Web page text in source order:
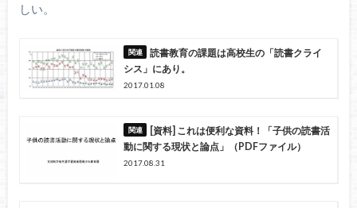
しい。
読書教育の課題は高校生の「読書クライ
シス」にあり。
2017.01.08
[資料] これは便利な資料！「子供の読書活
動に関する現状と論点」（PDFファイル）
2017.08.31